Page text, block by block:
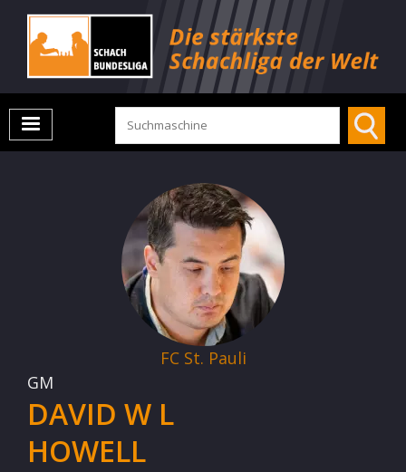
FC St. Pauli
GM
DAVID W L
HOWELL